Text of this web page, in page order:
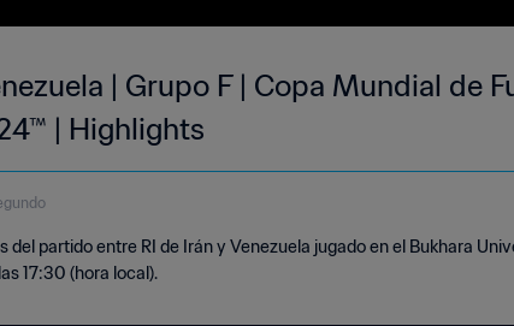
| Grupo F | Copa Mundial de
| Highlights
del partido entre RI de Irán y Venezuela jugado en el Bukhara
17:30 (hora local).